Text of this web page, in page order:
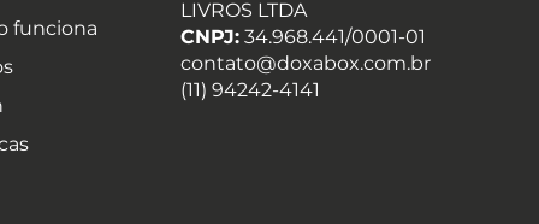
funciona
LIVROS LTDA
CNPJ: 34.968.441/0001-01
contato@doxabox.com.br
(11) 94242-4141